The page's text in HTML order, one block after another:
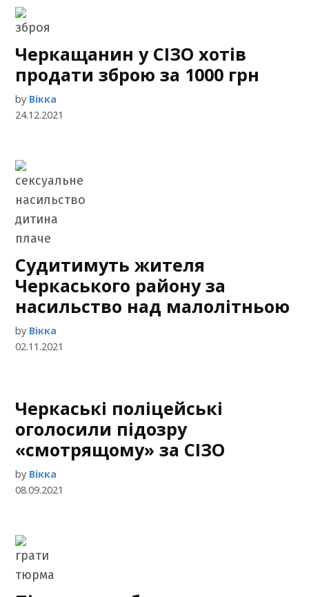
Черкащанин у СІЗО хотів
продати зброю за 1000 грн
by Вікка
24.12.2021
Судитимуть жителя
Черкаського району за
насильство над малолітньою
by Вікка
02.11.2021
Черкаські поліцейські
оголосили підозру
«смотрящому» за СІЗО
by Вікка
08.09.2021